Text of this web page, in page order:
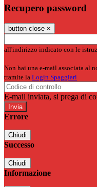
Recupero password
button close ×
all'indirizzo indicato con le
Non hai una e-mail associata al
tramite la Login Spaggiari
E-mail inviata, si prega di
Errore
Chiudi
Successo
Chiudi
Informazione